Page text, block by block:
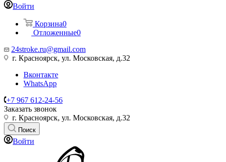
Войти
Корзина0
Отложенные0
24stroke.ru@gmail.com
г. Красноярск, ул. Московская, д.32
Вконтакте
WhatsApp
+7 967 612-24-56
Заказать звонок
г. Красноярск, ул. Московская, д.32
Поиск
Войти